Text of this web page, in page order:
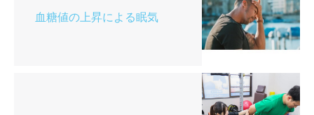
血糖値の上昇による眠気